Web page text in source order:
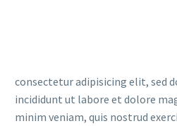
consectetur adipisicing elit, sed
incididunt ut labore et dolore
minim veniam, quis nostrud